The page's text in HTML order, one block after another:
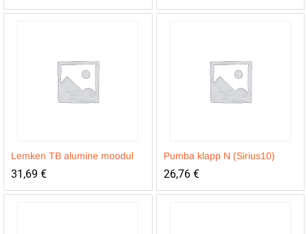
Lemken TB alumine moodul
31,69 €
Pumba klapp N (Sirius10)
26,76 €